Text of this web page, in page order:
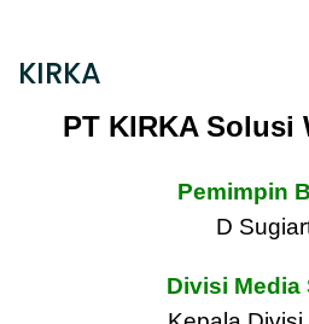
KIRKA
PT KIRKA Solusi
Pemimpin
D
Divisi Media